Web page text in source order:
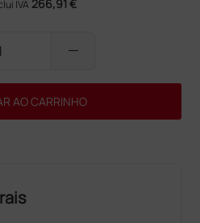
IVA 266,91 €
remove
AO CARRINHO